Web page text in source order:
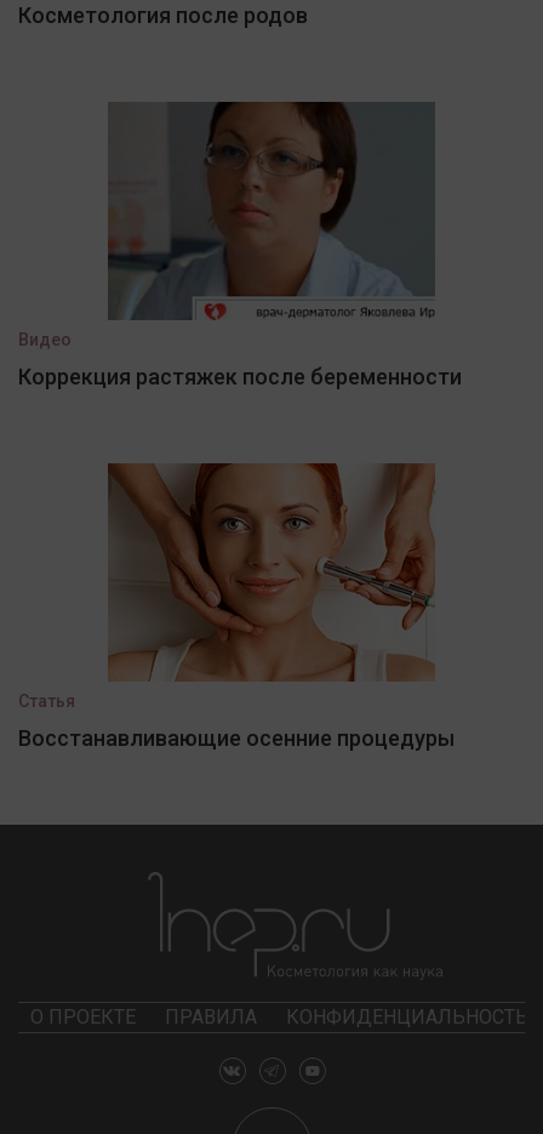
Косметология после родов
Видео
Коррекция растяжек после беременности
Статья
Восстанавливающие осенние процедуры
О ПРОЕКТЕ ПРАВИЛА КОНФИДЕНЦИАЛЬНОСТЬ